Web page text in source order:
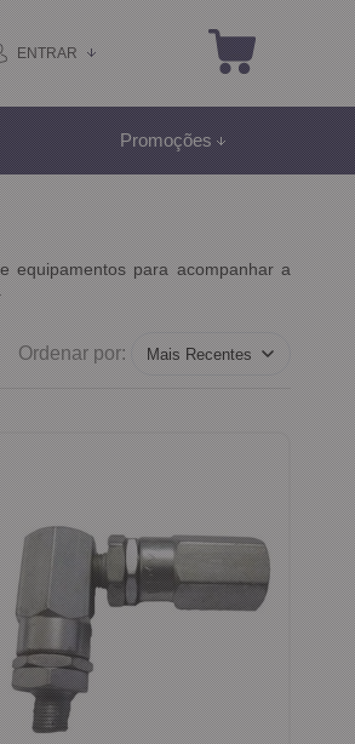
ENTRAR
Promoções
equipamentos para acompanhar a
Ordenar por: